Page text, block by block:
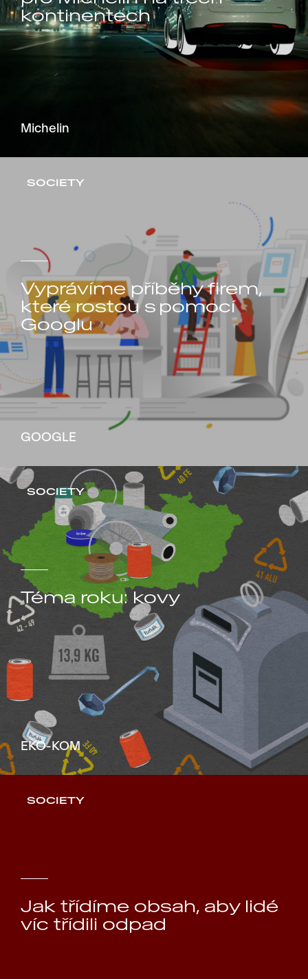
kontinentech
Michelin
SOCIETY
Vyprávíme příběhy firem,
které rostou s pomocí
Googlu
GOOGLE
SOCIETY
Téma roku: kovy
EKO-KOM
SOCIETY
Jak třídíme obsah, aby lidé
víc třídili odpad